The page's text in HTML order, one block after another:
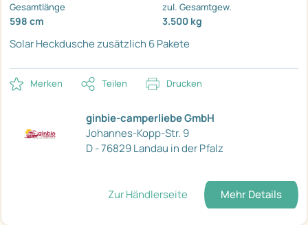
Gesamtlänge
598 cm
zul. Gesamtgew.
3.500 kg
SolarHeckdusche zusätzlich 6 Pakete
Merken Teilen Drucken
ginbie-camperliebe GmbH
Johannes-Kopp-Str. 9
D - 76829 Landau in der Pfalz
Zur Händlerseite Mehr Details